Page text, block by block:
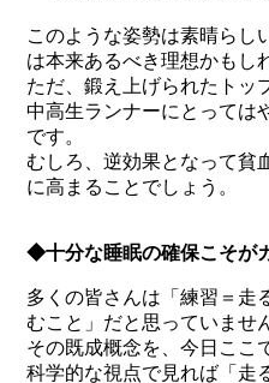
このような姿勢は素晴らし
は本来あるべき理想かもし
ただ、鍛え上げられたトッ
中高生ランナーにとっては
です。
むしろ、逆効果となって貧
に高まることでしょう。
◆十分な睡眠の確保こそが
多くの皆さんは「練習＝走
むこと」だと思っていませ
その既成概念を、今日ここ
科学的な視点で見れば「走